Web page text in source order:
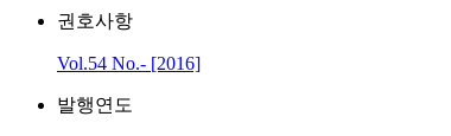
권호사항
Vol.54 No.- [2016]
발행연도